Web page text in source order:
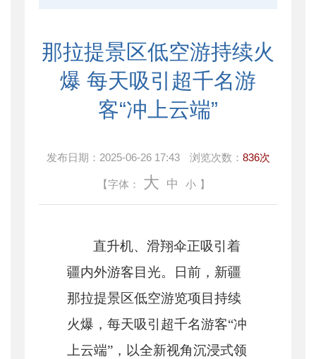
那拉提景区低空游持续火
爆 每天吸引超千名游
客“冲上云端”
发布日期： 2025-06-26 17:43 浏览次数： 836次
【字体： 大 中 小 】
直升机、滑翔伞正吸引着
疆内外游客目光。日前，新疆
那拉提景区低空游览项目持续
火爆，每天吸引超千名游客“冲
上云端”，以全新视角沉浸式领